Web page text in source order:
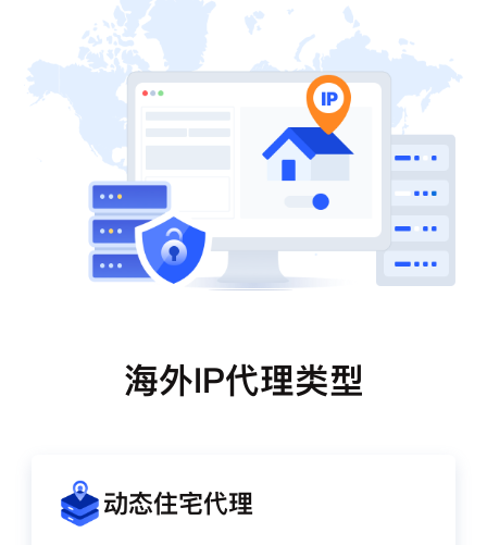
海外IP代理类型
动态住宅代理